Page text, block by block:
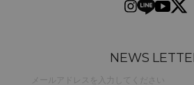
NEWS